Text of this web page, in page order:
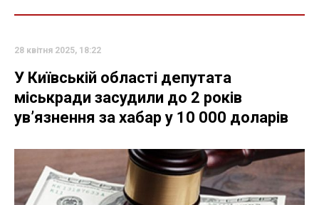
28 квітня 2025, 18:22
У Київській області депутата
міськради засудили до 2 років
ув’язнення за хабар у 10 000 доларів